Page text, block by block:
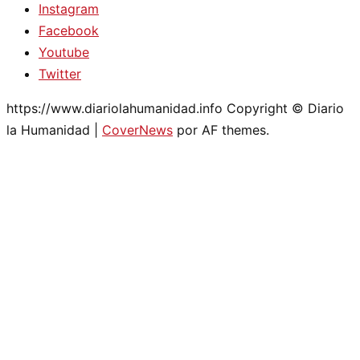
Instagram
Facebook
Youtube
Twitter
https://www.diariolahumanidad.info Copyright © Diario
la Humanidad
CoverNews por AF themes.